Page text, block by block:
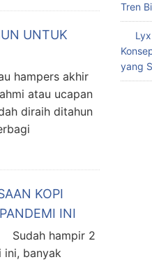
UNTUK
hampers akhir
atau ucapan
diraih ditahun
KOPI
INI
Sudah hampir 2
ini, banyak
Tren
yang